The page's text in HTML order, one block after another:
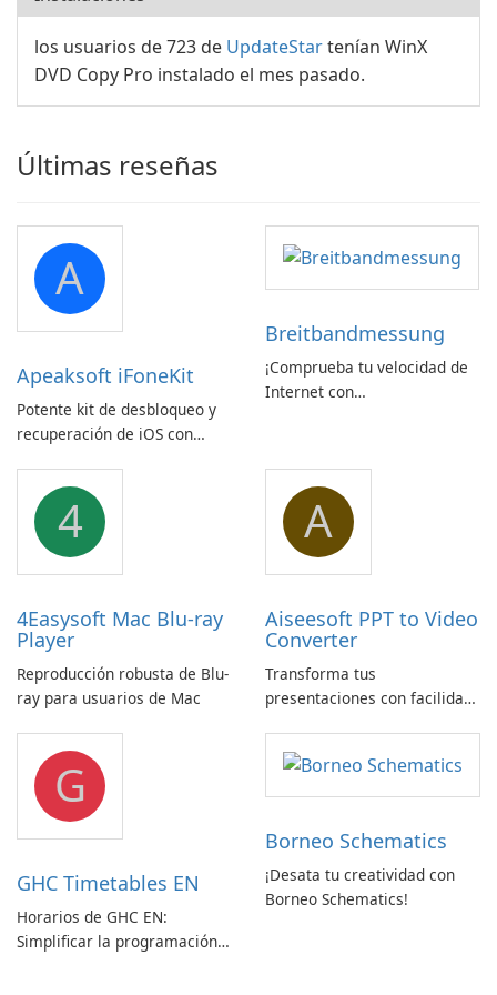
los usuarios de 723 de UpdateStartenían WinX
DVD Copy Pro instalado el mes pasado.
Últimas reseñas
A
Apeaksoft iFoneKit
Potente kit de desbloqueo y
recuperación de iOS con
dispositivos
Breitbandmessung
¡Comprueba tu velocidad de
Internet con
4
4Easysoft Mac Blu-ray
Player
Reproducción robusta de Blu-
ray para usuarios de Mac
A
Aiseesoft PPT to Video
Converter
Transforma tus
presentaciones con facilidad
Convertidor de Vídeo
G
GHC Timetables EN
Horarios de GHC EN:
Simplificar la programación
Borneo Schematics
¡Desata tu creatividad con
Borneo Schematics!